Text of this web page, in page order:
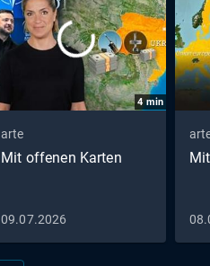
4min
arte
Mit offenen Karten
09.07.2026